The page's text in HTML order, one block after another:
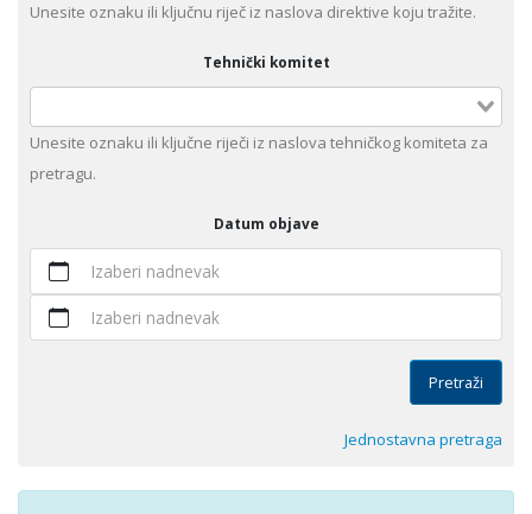
Unеsitе oznaku ili klјučnu rijеč iz nаslоvа dirеktivе kојu trаžitе.
Tehnički komitet
Unesite оznaku ili ključne riječi iz naslova tehničkog komiteta za
pretragu.
Datum objave
Izaberi nadnevak
Izaberi nadnevak
Pretraži
Jednostavna pretraga